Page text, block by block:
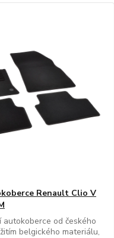
Renault Clio V
autokoberce od českého
belgického materiálu,